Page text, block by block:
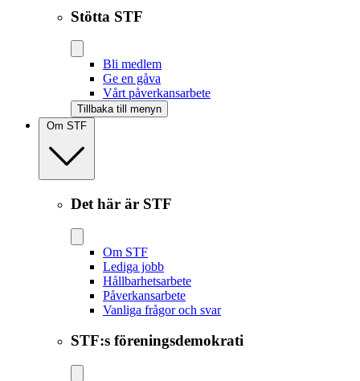
Stötta STF
Bli medlem
Ge en gåva
Vårt påverkansarbete
Tillbaka till menyn
Om STF
Det här är STF
Om STF
Lediga jobb
Hållbarhetsarbete
Påverkansarbete
Vanliga frågor och svar
STF:s föreningsdemokrati